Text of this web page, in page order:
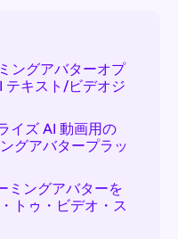
ングアバターオプ
テキスト/ビデオジ
イズ AI 動画用の
グアバタープラッ
ングアバターを
トゥ・ビデオ・ス